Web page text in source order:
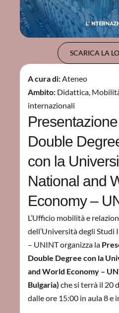
SCARICA LA
A cura di:Ateneo
Ambito: Didattica,
internazionali
Double
con la
National and
Economy –
L’Ufficio mobilità e
dell’Università degli Studi
– UNINT organizza la
Double Degree con la
and World Economy –
Bulgaria) che si terrà il 20
dalle ore 15:00 in aula 8 e